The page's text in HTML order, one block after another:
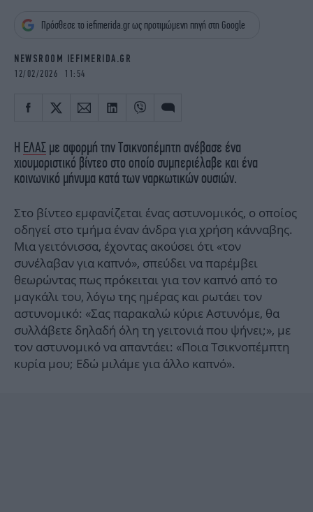
OSCARS
THE OCEAN
Πρόσθεσε το iefimerida.gr ως προτιμώμενη πηγή στη Google
NEWSROOM IEFIMERIDA.GR
12/02/2026 11:54
Η ΕΛΑΣ με αφορμή την Τσικνοπέμπτη ανέβασε ένα
χιουμοριστικό βίντεο στο οποίο συμπεριέλαβε και ένα
κοινωνικό μήνυμα κατά των ναρκωτικών ουσιών.
Στο βίντεο εμφανίζεται ένας αστυνομικός, ο οποίος
οδηγεί στο τμήμα έναν άνδρα για χρήση κάνναβης.
Μια γειτόνισσα, έχοντας ακούσει ότι «τον
συνέλαβαν για καπνό», σπεύδει να παρέμβει
θεωρώντας πως πρόκειται για τον καπνό από το
μαγκάλι του, λόγω της ημέρας και ρωτάει τον
αστυνομικό: «Σας παρακαλώ κύριε Αστυνόμε, θα
συλλάβετε δηλαδή όλη τη γειτονιά που ψήνει;», με
τον αστυνομικό να απαντάει: «Ποια Τσικνοπέμπτη
κυρία μου; Εδώ μιλάμε για άλλο καπνό».